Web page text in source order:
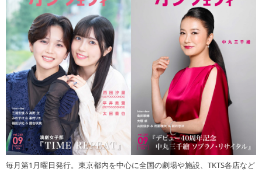
毎月第1月曜日発行。東京都内を中心に全国の劇場や施設、TKTS各店など